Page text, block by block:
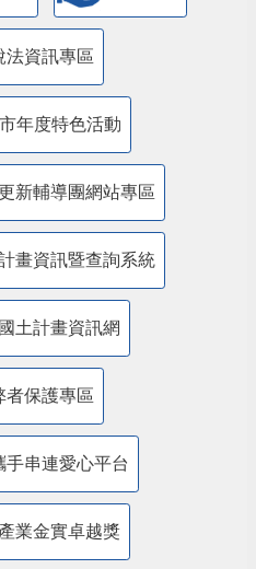
法資訊專區
年度特色活動
新輔導團網站專區
畫資訊暨查詢系統
土計畫資訊網
者保護專區
手串連愛心平台
業金實卓越獎